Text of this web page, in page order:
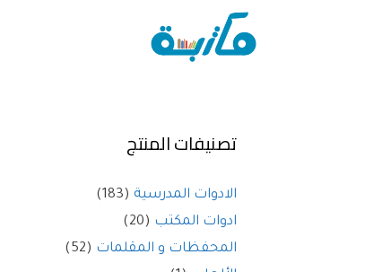
تصنيفات المنتج
الادوات المدرسية (183)
ادوات المكتب (20)
المحفظات و المقلمات (52)